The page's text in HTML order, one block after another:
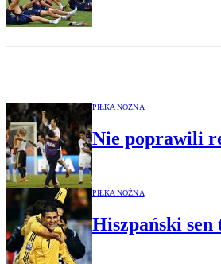
PIŁKA NOŻNA
Nie poprawili
PIŁKA NOŻNA
Hiszpański sen